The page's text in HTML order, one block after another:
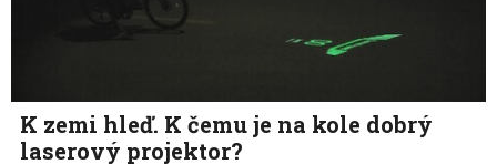
K zemi hleď. K čemu je na kole dobrý
laserový projektor?